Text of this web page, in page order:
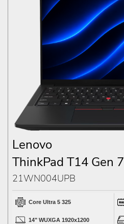
Lenovo
ThinkPad T14 Gen 7
21WN004UPB
Core Ultra 5 325
14" WUXGA 1920x1200